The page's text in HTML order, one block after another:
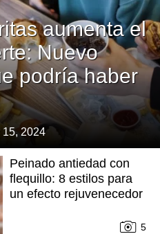
aumenta el
Nuevo
podría haber
15, 2024
Peinado antiedad con
flequillo: 8 estilos para
un efecto rejuvenecedor
5